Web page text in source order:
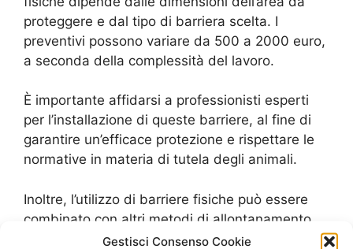
Gestisci Consenso Cookie
proteggere e dal tipo di barriera scelta. I
preventivi possono variare da 500 a 2000 euro,
a seconda della complessità del lavoro.
È importante affidarsi a professionisti esperti
per l’installazione di queste barriere, al fine di
garantire un’efficace protezione e rispettare le
normative in materia di tutela degli animali.
Inoltre, l’utilizzo di barriere fisiche può essere
combinato con altri metodi di allontanamento
volatili, come l’utilizzo di repellenti sonori o